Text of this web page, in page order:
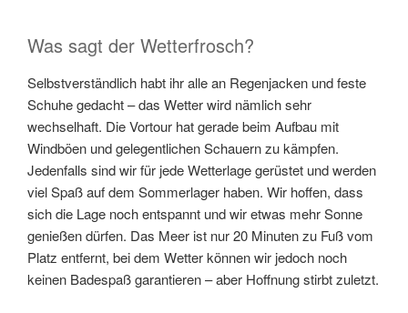
Was sagt der Wetterfrosch?
Selbstverständlich habt ihr alle an Regenjacken und feste
Schuhe gedacht – das Wetter wird nämlich sehr
wechselhaft. Die Vortour hat gerade beim Aufbau mit
Windböen und gelegentlichen Schauern zu kämpfen.
Jedenfalls sind wir für jede Wetterlage gerüstet und werden
viel Spaß auf dem Sommerlager haben. Wir hoffen, dass
sich die Lage noch entspannt und wir etwas mehr Sonne
genießen dürfen. Das Meer ist nur 20 Minuten zu Fuß vom
Platz entfernt, bei dem Wetter können wir jedoch noch
keinen Badespaß garantieren – aber Hoffnung stirbt zuletzt.